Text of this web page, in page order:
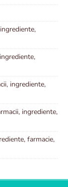
ingrediente,
ingrediente,
farmacie,